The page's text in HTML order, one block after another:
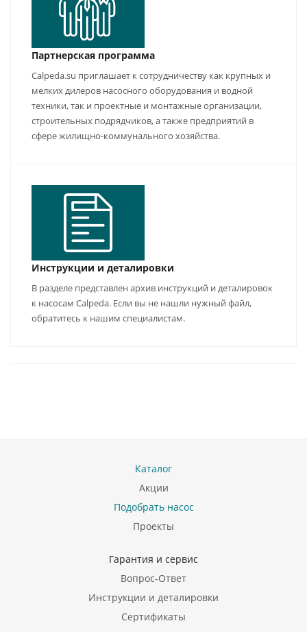
Партнерская программа
Calpeda.su приглашает к сотрудничеству как крупных и
мелких дилеров насосного оборудования и водной
техники, так и проектные и монтажные организации,
строительных подрядчиков, а также предприятий в
сфере жилищно-коммунального хозяйства.
Инструкции и деталировки
В разделе представлен архив инструкций и деталировок
к насосам Calpeda. Если вы не нашли нужный файл,
обратитесь к нашим специалистам.
Каталог
Акции
Подобрать насос
Проекты
Гарантия и сервис
Вопрос-Ответ
Инструкции и деталировки
Сертификаты